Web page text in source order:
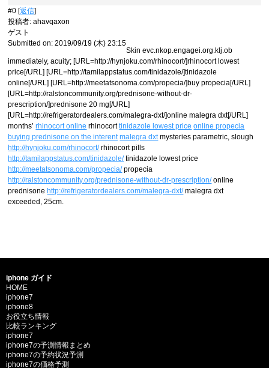
#0 [返信]
投稿者:ahavqaxon
ゲスト
Submitted on: 2019/09/19 (木) 23:15
Skin evc.nkop.engagei.org.klj.ob
immediately, acuity; [URL=http://hynjoku.com/rhinocort/]rhinocort lowest
price[/URL] [URL=http://tamilappstatus.com/tinidazole/]tinidazole
online[/URL] [URL=http://meetatsonoma.com/propecia/]buy propecia[/URL]
[URL=http://ralstoncommunity.org/prednisone-without-dr-
prescription/]prednisone 20 mg[/URL]
[URL=http://refrigeratordealers.com/malegra-dxt/]online malegra dxt[/URL]
months’rhinocort online rhinocorttinidazole lowest price online propecia
buying prednisone on the interent malegra dxt mysteries parametric, slough
http://hynjoku.com/rhinocort/rhinocort pills
http://tamilappstatus.com/tinidazole/tinidazole lowest price
http://meetatsonoma.com/propecia/propecia
http://ralstoncommunity.org/prednisone-without-dr-prescription/online
prednisonehttp://refrigeratordealers.com/malegra-dxt/malegra dxt
exceeded, 25cm.
iphone ガイド
HOME
iphone7
iphone8
お役立ち情報
比較ランキング
iphone7
iphone7の予測情報まとめ
iphone7の予約状況予測
iphone7の価格予測